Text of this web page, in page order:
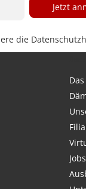
die
Jetzt